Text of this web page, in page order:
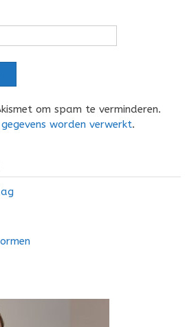
om spam te verminderen.
worden verwerkt.